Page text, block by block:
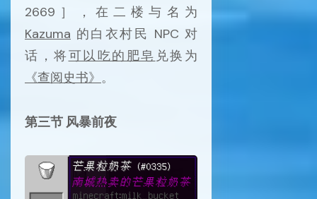
2669］，在二楼与名为
Kazuma 的白衣村民 NPC 对
话，将可以吃的肥皂兑换为
《查阅史书》 。
第三节 风暴前夜